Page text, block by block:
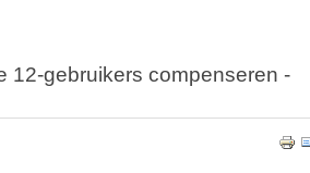
12-gebruikers compenseren -